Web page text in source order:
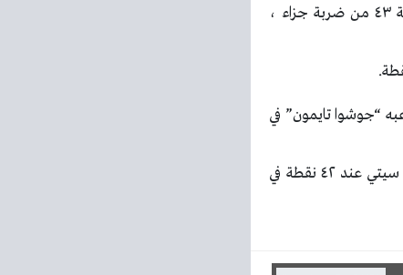
“دينيس سيركين” في الدقيقة ٨٩ ، بينما أحرز هدفي واتفورد كل من “ديلي باشيرو” في الدقيقة ٤٣ من ضربة جزاء ،
“جوشوا تايمون” في
ليرفع سوانزي سيتي رصيده إلى ٣٧ نقطة في المركز السادس عشر ، بينما تجمد رصيد بريستول سيتي عند ٤٢ نقطة في